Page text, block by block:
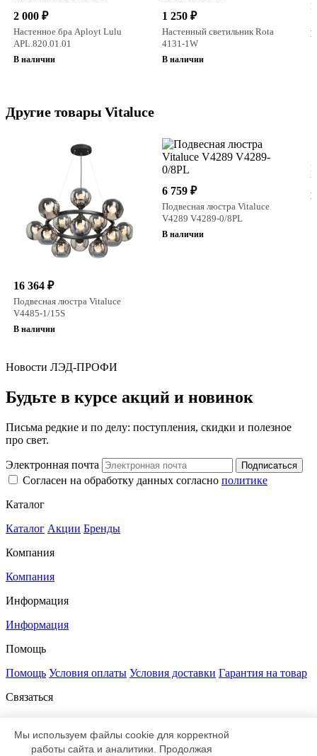
2 000 ₽
Настенное бра Aployt Lulu
APL.820.01.01
В наличии
1 250 ₽
Настенный светильник Rota
4131-1W
В наличии
В
Другие товары Vitaluce
16 364 ₽
Подвесная люстра Vitaluce
V4485-1/15S
В наличии
6 759 ₽
Подвесная люстра Vitaluce
V4289 V4289-0/8PL
В наличии
В
Новости ЛЭД-ПРОФИ
Будьте в курсе акций и новинок
Письма редкие и по делу: поступления, скидки и полезное
про свет.
Электронная почта Подписаться
Согласен на обработку данных согласно политике
Каталог
Каталог Акции Бренды
Компания
Компания
Информация
Информация
Помощь
Помощь Условия оплаты Условия доставки Гарантия на товар
Связаться
197348, Санкт-Петербург,
Коломяжский проспект, дом 10,
Мы используем файлы cookie для корректной
работы сайта и аналитики. Продолжая